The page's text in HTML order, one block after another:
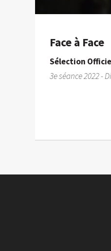
Face à Face
Sélection
3e séance 2022 -